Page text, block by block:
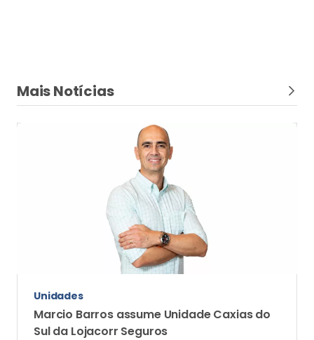
Mais Notícias
Unidades
Marcio Barros assume Unidade Caxias do
Sul da Lojacorr Seguros